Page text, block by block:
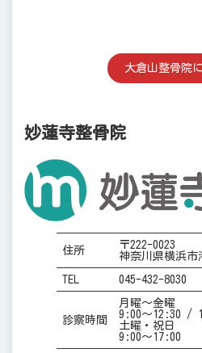
大倉山整骨院
妙蓮寺整骨院
住所
〒222-0023
神奈川県横浜
TEL 045-432-8030
診察時間
月曜～金曜
9:00～12:30 /
土曜・祝日
9:00～17:00